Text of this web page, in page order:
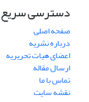
دسترسی سریع
صفحه اصلی
درباره نشریه
اعضای هیات تحریریه
ارسال مقاله
تماس با ما
نقشه سایت